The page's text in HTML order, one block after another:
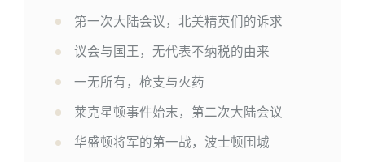
第一次大陆会议，北美精英们的诉求
议会与国王，无代表不纳税的由来
一无所有，枪支与火药
莱克星顿事件始末，第二次大陆会议
华盛顿将军的第一战，波士顿围城